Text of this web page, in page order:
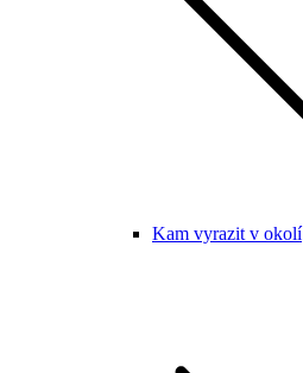
Kam vyrazit v okolí